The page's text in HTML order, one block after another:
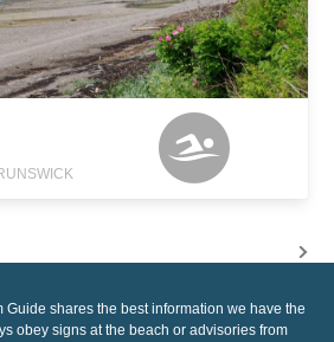
Guide shares the best information we have the
obey signs at the beach or advisories from